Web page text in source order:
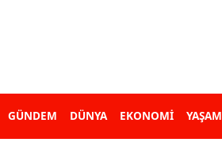
GÜNDEM DÜNYA EKONOMİ YAŞAM